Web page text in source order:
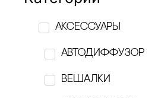
AMOVINO
ANNA RYMAR
APOTROPEY
ASSOULINE
аксессуары
Автодиффузор
вешалки